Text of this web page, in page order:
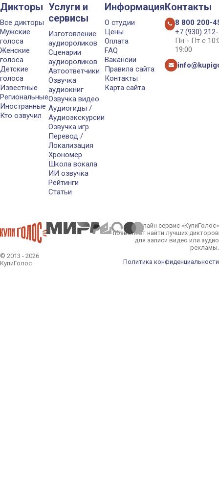
Дикторы
Все дикторы
Мужские
голоса
Женские
голоса
Детские
голоса
Известные
Региональные
Иностранные
Кто озвучил
Услуги и
сервисы
Изготовление
аудиороликов
Сценарии
аудиороликов
Автоответчики
Озвучка
аудиокниг
Озвучка видео
Аудиогиды /
Аудиоэкскурсии
Озвучка игр
Перевод /
Локализация
Хрономер
Школа вокала
ИИ озвучка
Рейтинги
Статьи
Информация
О студии
Цены
Оплата
FAQ
Вакансии
Правила сайта
Контакты
Карта сайта
Контакты
8 800 200-
+7 (930)
Пн - Пт с
19:00
© 2013 - 2026
КупиГолос
Онлайн сервис «КупиГолос»
позволяет найти лучших дикторов
для записи видео или аудио
рекламы.
Политика конфиденциальности